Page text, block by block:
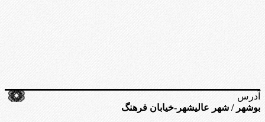
آدرس
بوشهر / شهر عالیشهر-خیابان فرهنگ